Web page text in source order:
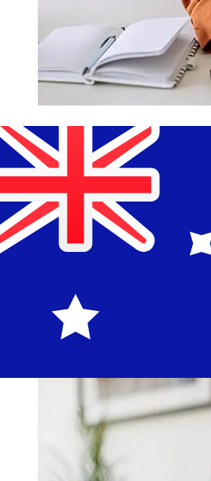
¿Qué tan rápido es un
PLN para AUD
Los tiempos de entrega para
internacionales con Alior Bank
varían según el método de pago
transacción. Normalmente, las
internacionales tardan entre 1 y 5
Factores como los festivos
Comprueba los tiempos límite de
Akcyjnapara evitar retrasos.